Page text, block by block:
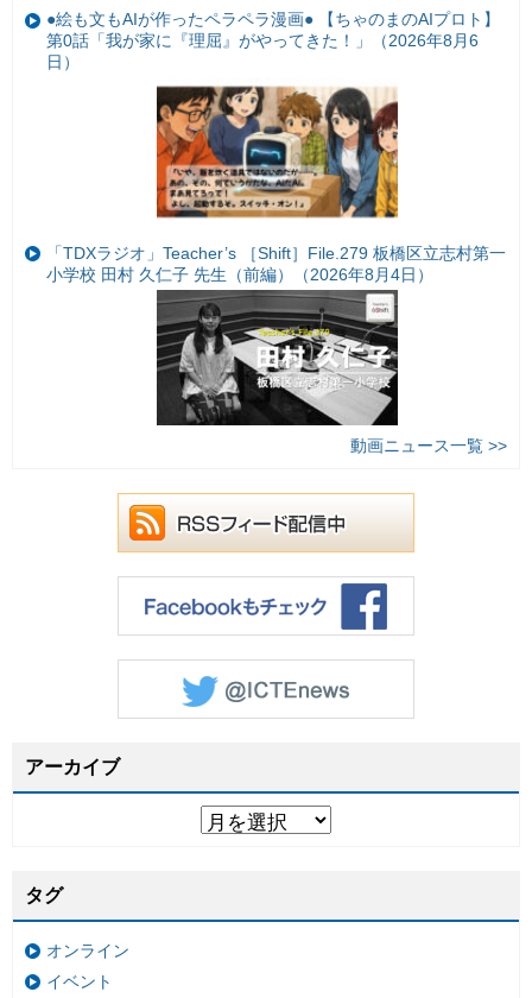
●絵も文もAIが作ったペラペラ漫画● 【ちゃのまのAIプロト】
第0話「我が家に『理屈』がやってきた！」（2026年8月6
日）
「TDXラジオ」Teacher’s ［Shift］File.279 板橋区立志村第一
小学校 田村 久仁子 先生（前編）（2026年8月4日）
動画ニュース一覧 >>
アーカイブ
タグ
オンライン
イベント